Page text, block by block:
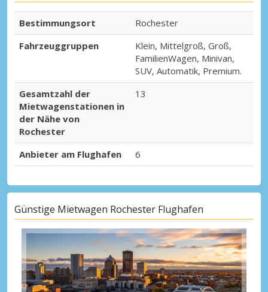
Bestimmungsort
Rochester
Fahrzeuggruppen
Klein, Mittelgroß, Groß,
FamilienWagen, Minivan,
SUV, Automatik, Premium.
Gesamtzahl der
Mietwagenstationen in
der Nähe von
Rochester
13
Anbieter am Flughafen 6
Günstige Mietwagen Rochester Flughafen